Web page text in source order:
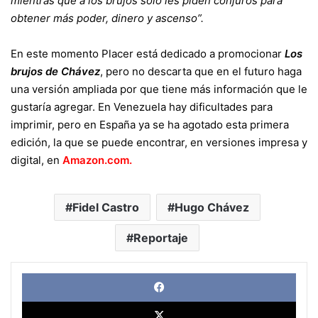
obtener más poder, dinero y ascenso”.
En este momento Placer está dedicado a promocionar Los
brujos de Chávez, pero no descarta que en el futuro haga
una versión ampliada por que tiene más información que le
gustaría agregar. En Venezuela hay dificultades para
imprimir, pero en España ya se ha agotado esta primera
edición, la que se puede encontrar, en versiones impresa y
digital, en Amazon.com.
Fidel Castro Hugo Chávez
Reportaje
X